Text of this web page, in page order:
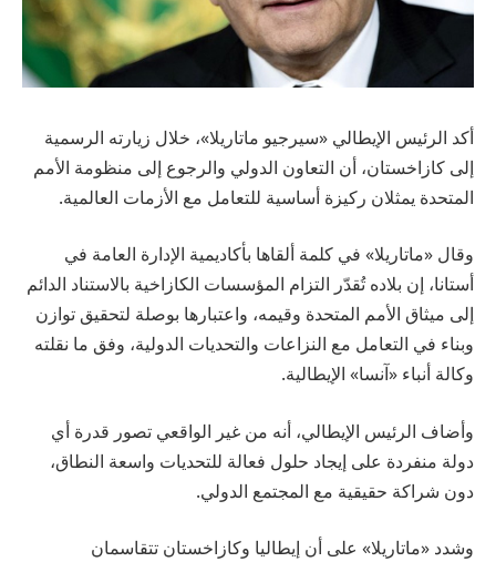
أكد الرئيس الإيطالي «سيرجيو ماتاريلا»، خلال زيارته الرسمية
إلى كازاخستان، أن التعاون الدولي والرجوع إلى منظومة الأمم
المتحدة يمثلان ركيزة أساسية للتعامل مع الأزمات العالمية.
وقال «ماتاريلا» في كلمة ألقاها بأكاديمية الإدارة العامة في
أستانا، إن بلاده تُقدّر التزام المؤسسات الكازاخية بالاستناد الدائم
إلى ميثاق الأمم المتحدة وقيمه، واعتبارها بوصلة لتحقيق توازن
وبناء في التعامل مع النزاعات والتحديات الدولية، وفق ما نقلته
وكالة أنباء «آنسا» الإيطالية.
وأضاف الرئيس الإيطالي، أنه من غير الواقعي تصور قدرة أي
دولة منفردة على إيجاد حلول فعالة للتحديات واسعة النطاق،
دون شراكة حقيقية مع المجتمع الدولي.
وشدد «ماتاريلا» على أن إيطاليا وكازاخستان تتقاسمان